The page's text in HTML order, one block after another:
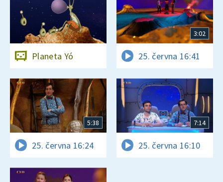
Planeta Yó
3:02
25. června 16:41
5:38
25. června 16:24
7:14
25. června 16:10